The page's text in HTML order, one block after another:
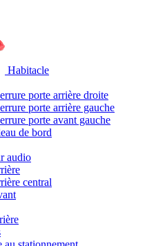
Habitacle
porte arrière droite
porte arrière gauche
porte avant gauche
de bord
audio
central